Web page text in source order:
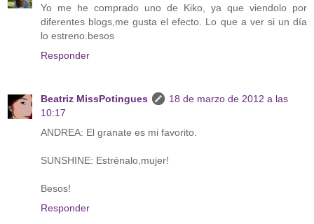
Yo me he comprado uno de Kiko, ya que viendolo por
diferentes blogs,me gusta el efecto. Lo que a ver si un día
lo estreno.besos
Responder
Beatriz MissPotingues
18 de marzo de 2012 a las
10:17
ANDREA: El granate es mi favorito.
SUNSHINE: Estrénalo,mujer!
Besos!
Responder